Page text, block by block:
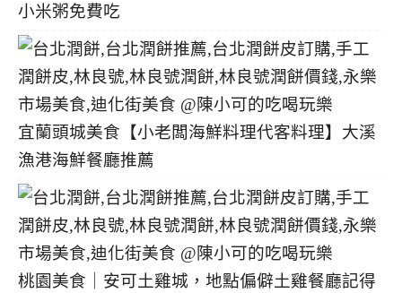
小米粥免費吃
宜蘭頭城美食【小老闆海鮮料理代客料理】大溪
漁港海鮮餐廳推薦
桃園美食｜安可土雞城，地點偏僻土雞餐廳記得